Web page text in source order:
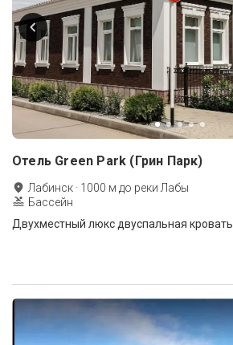
Отель Green Park (Грин Парк)
Лабинск · 1000 м до реки Лабы
Бассейн
Двухместный люкс двуспальная кровать